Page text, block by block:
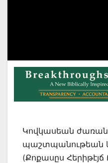
Կովկասեան
պաշտպանութեան
(Քոքասըս